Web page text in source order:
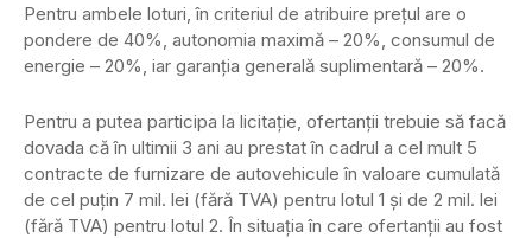
Pentru ambele loturi, în criteriul de atribuire prețul are o
pondere de 40%, autonomia maximă – 20%, consumul de
energie – 20%, iar garanția generală suplimentară – 20%.
Pentru a putea participa la licitație, ofertanții trebuie să facă
dovada că în ultimii 3 ani au prestat în cadrul a cel mult 5
contracte de furnizare de autovehicule în valoare cumulată
de cel puțin 7 mil. lei (fără TVA) pentru lotul 1 și de 2 mil. lei
(fără TVA) pentru lotul 2. În situația în care ofertanții au fost